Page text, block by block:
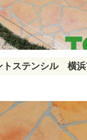
トステンシル 横